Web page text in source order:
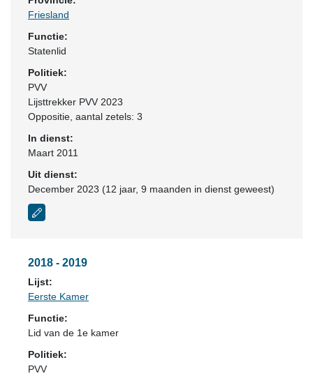
Friesland
Functie:
Statenlid
Politiek:
PVV
Lijsttrekker PVV 2023
Oppositie , aantal zetels: 3
In dienst:
Maart 2011
Uit dienst:
December 2023 (12 jaar, 9 maanden in dienst geweest)
2018 - 2019
Lijst:
Eerste Kamer
Functie:
Lid van de 1e kamer
Politiek:
PVV